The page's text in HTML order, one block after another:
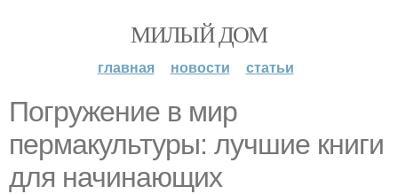
МИЛЫЙ ДОМ
главная новости статьи
Погружение в мир
пермакультуры: лучшие книги
для начинающих